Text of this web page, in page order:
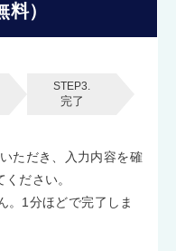
）
STEP3.
完了
ただき、入力内容を確
ださい。
。1分ほどで完了しま